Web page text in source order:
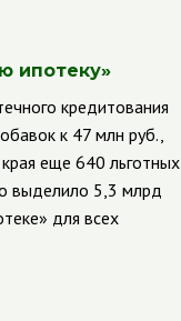
ипотеку»
кредитования
к 47 млн руб.,
еще 640 льготных
выделило 5,3 млрд
для всех